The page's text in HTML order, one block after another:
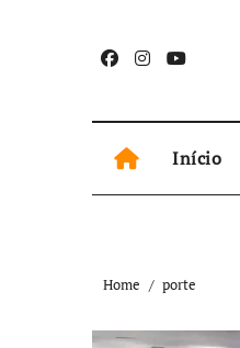
Início
Home porte